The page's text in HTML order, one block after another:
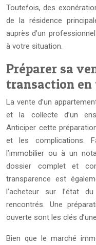
Toutefois, des
de la résidence
auprès d’un
à votre situation.
Préparer sa
transaction en
La vente d’un
et la collecte d’un
Anticiper cette
et les complications.
l’immobilier ou à un
dossier complet et
transparence est
l’acheteur sur l’état
rencontrés. Une
ouverte sont les clés
Bien que le marché